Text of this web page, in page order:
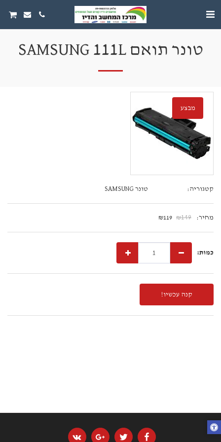
טונר תואם SAMSUNG 111L
מבצע
קטגוריה: טונר SAMSUNG
מחיר: ₪149
₪119
כמות:
קנה עכשיו!